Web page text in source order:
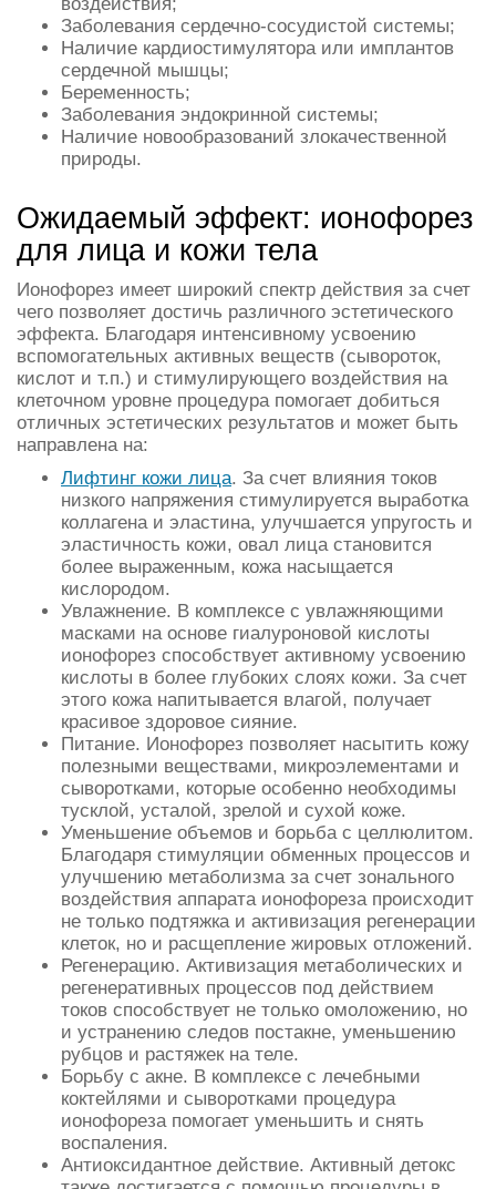
Заболевания сердечно-сосудистой системы;
Наличие кардиостимулятора или имплантов
сердечной мышцы;
Беременность;
Заболевания эндокринной системы;
Наличие новообразований злокачественной
природы.
Ожидаемый эффект: ионофорез
для лица и кожи тела
Ионофорез имеет широкий спектр действия за счет
чего позволяет достичь различного эстетического
эффекта. Благодаря интенсивному усвоению
вспомогательных активных веществ (сывороток,
кислот и т.п.) и стимулирующего воздействия на
клеточном уровне процедура помогает добиться
отличных эстетических результатов и может быть
направлена на:
Лифтинг кожи лица. За счет влияния токов
низкого напряжения стимулируется выработка
коллагена и эластина, улучшается упругость и
эластичность кожи, овал лица становится
более выраженным, кожа насыщается
кислородом.
Увлажнение. В комплексе с увлажняющими
масками на основе гиалуроновой кислоты
ионофорез способствует активному усвоению
кислоты в более глубоких слоях кожи. За счет
этого кожа напитывается влагой, получает
красивое здоровое сияние.
Питание. Ионофорез позволяет насытить кожу
полезными веществами, микроэлементами и
сыворотками, которые особенно необходимы
тусклой, усталой, зрелой и сухой коже.
Уменьшение объемов и борьба с целлюлитом.
Благодаря стимуляции обменных процессов и
улучшению метаболизма за счет зонального
воздействия аппарата ионофореза происходит
не только подтяжка и активизация регенерации
клеток, но и расщепление жировых отложений.
Регенерацию. Активизация метаболических и
регенеративных процессов под действием
токов способствует не только омоложению, но
и устранению следов постакне, уменьшению
рубцов и растяжек на теле.
Борьбу с акне. В комплексе с лечебными
коктейлями и сыворотками процедура
ионофореза помогает уменьшить и снять
воспаления.
Антиоксидантное действие. Активный детокс